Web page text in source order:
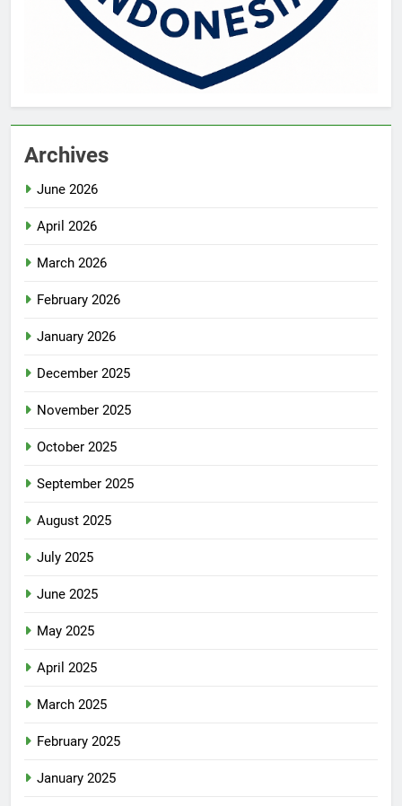
Archives
June 2026
April 2026
March 2026
February 2026
January 2026
December 2025
November 2025
October 2025
September 2025
August 2025
July 2025
June 2025
May 2025
April 2025
March 2025
February 2025
January 2025